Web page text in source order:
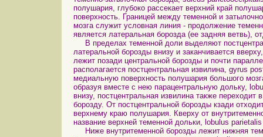
полушария, глубоко рассекает верхний край
поверхность. Границей между теменной и
мозга служит условная линия - продолжение
является латеральная борозда (ее задняя
В пределах теменной доли выделяют
латеральной борозды внизу и заканчивается
лежит позади центральной борозды и почти
располагается постцентральная извилина, gyrus
медиальную поверхность полушария большого
образуя вместе с нею парацентральную дольку,
внизу, постцентральная извилина также
борозду. От постцентральной борозды кзади
верхнему краю полушария. Кверху от
название верхней теменной дольки, lobulus
Ниже внутритеменной борозды лежит нижняя